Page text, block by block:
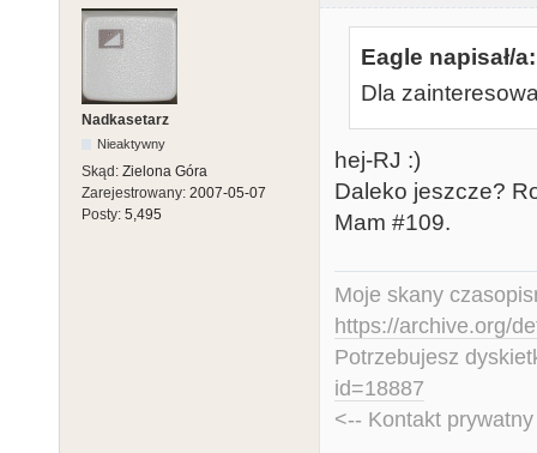
Nadkasetarz
Nieaktywny
Skąd: Zielona Góra
Zarejestrowany: 2007-05-07
Posty: 5,495
Eagle napisał/a:
Dla
hej-RJ :)
Daleko jeszcze?
Mam #109.
Moje skany
https://archive.org/
Potrzebujesz
id=18887
<-- Kontakt